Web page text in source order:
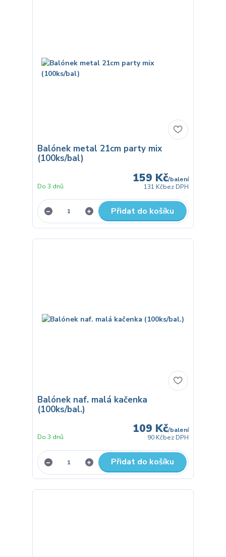
Balónek metal 21cm party mix
(100ks/bal)
159 Kč/balení
131 Kčbez DPH
Do 3 dnů
Přidat do košíku
Balónek naf. malá kačenka
(100ks/bal.)
109 Kč/balení
90 Kčbez DPH
Do 3 dnů
Přidat do košíku